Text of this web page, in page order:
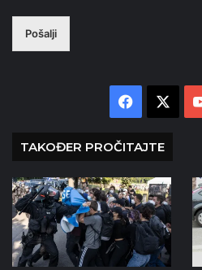
Pošalji
Facebook
TAKOĐER PROČITAJTE